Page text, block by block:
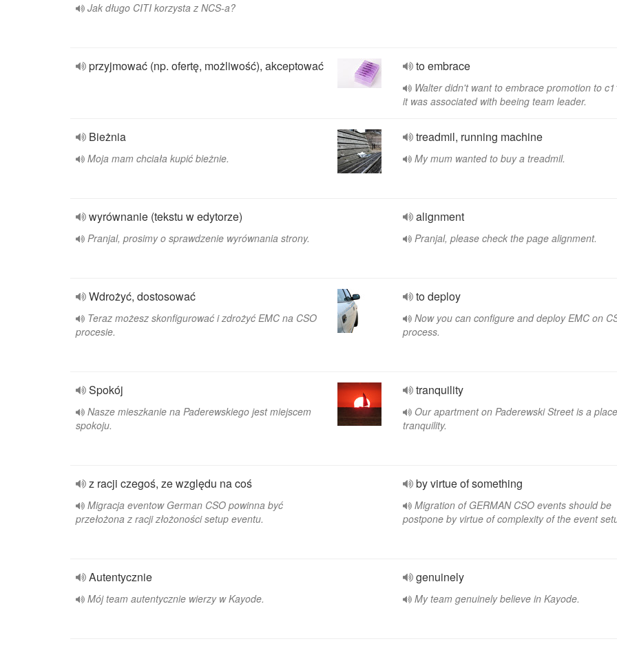
Jak długo CITI korzysta z NCS-a?
przyjmować (np. ofertę, możliwość), akceptować to embrace
Walter didn't want to embrace promotion to
it was associated with beeing team leader.
Bieżnia
Moja mam chciała kupić bieżnie.
treadmil, running machine
My mum wanted to buy a treadmil.
wyrównanie (tekstu w edytorze)
Pranjal, prosimy o sprawdzenie wyrównania strony.
alignment
Pranjal, please check the page alignment.
Wdrożyć, dostosować
Teraz możesz skonfigurować i zdrożyć EMC na CSO
procesie.
to deploy
Now you can configure and deploy EMC on
process.
Spokój
Nasze mieszkanie na Paderewskiego jest miejscem
spokoju.
tranquility
Our apartment on Paderewski Street is a
tranquility.
z racji czegoś, ze względu na coś
Migracja eventow German CSO powinna być
przełożona z racji złożoności setup eventu.
by virtue of something
Migration of GERMAN CSO events should be
postpone by virtue of complexity of the event
Autentycznie
Mój team autentycznie wierzy w Kayode.
genuinely
My team genuinely believe in Kayode.